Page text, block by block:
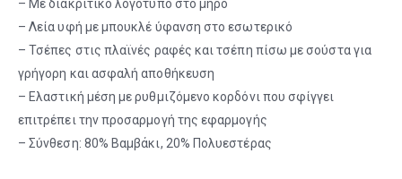
– Με διακριτικό λογότυπο στο μηρό
– Λεία υφή με μπουκλέ ύφανση στο εσωτερικό
– Τσέπες στις πλαϊνές ραφές και τσέπη πίσω με σούστα για
γρήγορη και ασφαλή αποθήκευση
– Ελαστική μέση με ρυθμιζόμενο κορδόνι που σφίγγει
επιτρέπει την προσαρμογή της εφαρμογής
– Σύνθεση: 80% Βαμβάκι, 20% Πολυεστέρας